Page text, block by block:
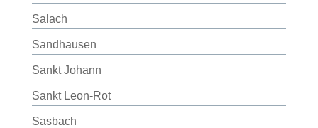
Salach
Sandhausen
Sankt Johann
Sankt Leon-Rot
Sasbach